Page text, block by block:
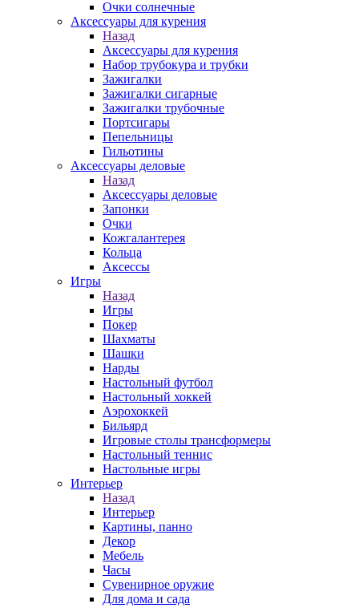
Очки солнечные
Аксессуары для курения
Назад
Аксессуары для курения
Набор трубокура и трубки
Зажигалки
Зажигалки сигарные
Зажигалки трубочные
Портсигары
Пепельницы
Гильотины
Аксессуары деловые
Назад
Аксессуары деловые
Запонки
Очки
Кожгалантерея
Кольца
Аксессы
Игры
Назад
Игры
Покер
Шахматы
Шашки
Нарды
Настольный футбол
Настольный хоккей
Аэрохоккей
Бильярд
Игровые столы трансформеры
Настольный теннис
Настольные игры
Интерьер
Назад
Интерьер
Картины, панно
Декор
Мебель
Часы
Сувенирное оружие
Для дома и сада